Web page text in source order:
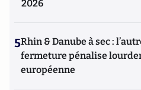
2026
5Rhin & Danube à sec :
fermeture pénalise
européenne